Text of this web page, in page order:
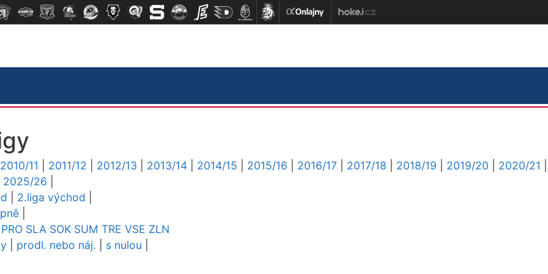
2010/11 2011/12 2012/13 2013/14 2014/15 2015/16 2016/17 2017/18 2018/19 2019/20 2020/21
2025/26
2.liga východ
PRO SLA SOK SUM TRE VSE ZLN
prodl. nebo náj. s nulou